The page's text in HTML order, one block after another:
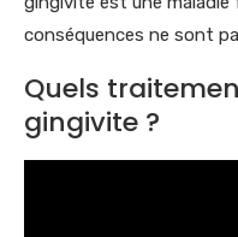
conséquences ne sont
Quels
gingivite ?